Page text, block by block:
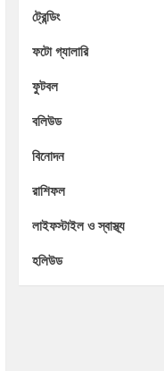
ট্রেন্ডিং
ফটো গ্যালারি
ফুটবল
বলিউড
বিনোদন
রাশিফল
লাইফস্টাইল ও স্বাস্থ্য
হলিউড